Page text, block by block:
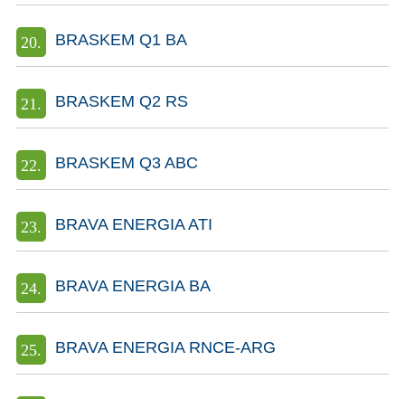
BRASKEM Q1 BA
BRASKEM Q2 RS
BRASKEM Q3 ABC
BRAVA ENERGIA ATI
BRAVA ENERGIA BA
BRAVA ENERGIA RNCE-ARG